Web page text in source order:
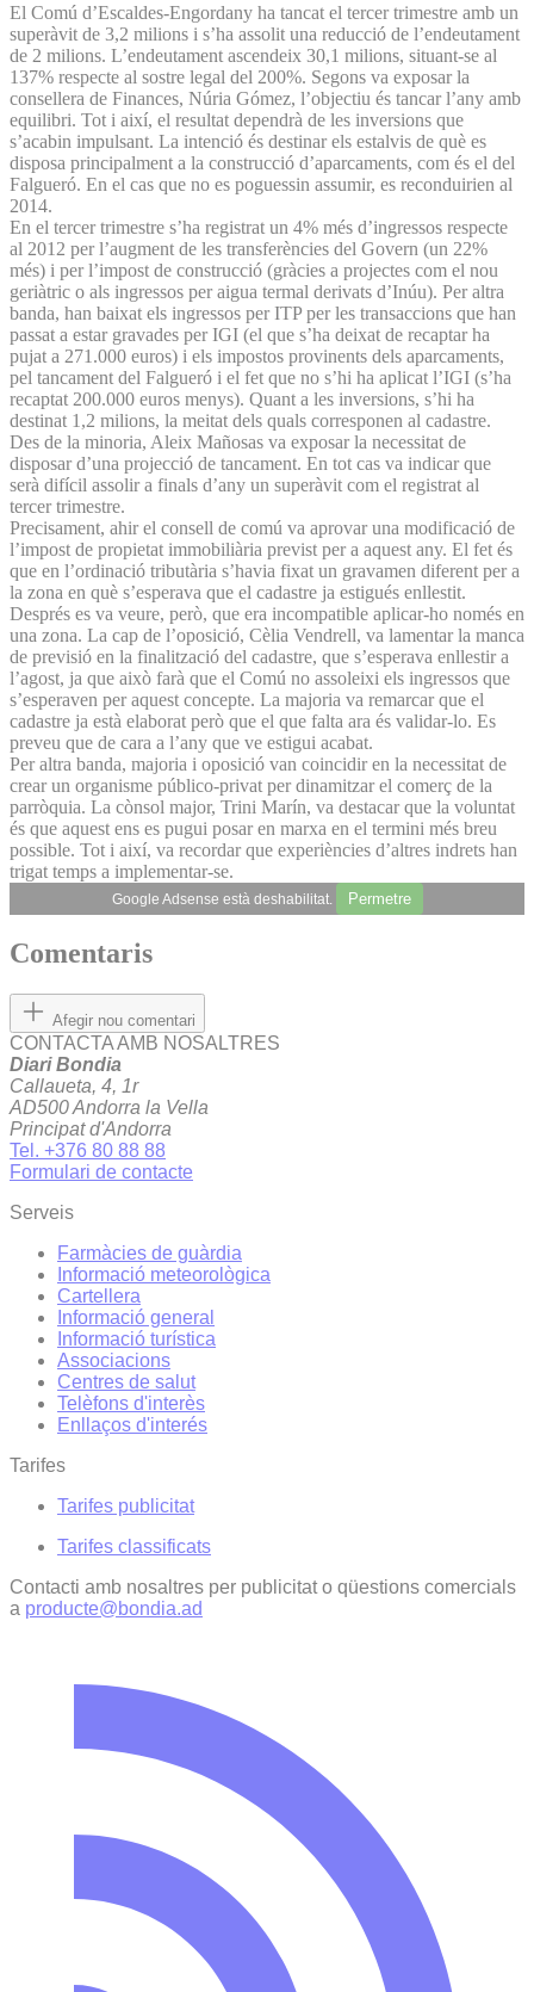
El Comú d’Escaldes-Engordany ha tancat el tercer trimestre amb un
superàvit de 3,2 milions i s’ha assolit una reducció de l’endeutament
de 2 milions. L’endeutament ascendeix 30,1 milions, situant-se al
137% respecte al sostre legal del 200%. Segons va exposar la
consellera de Finances, Núria Gómez, l’objectiu és tancar l’any amb
equilibri. Tot i així, el resultat dependrà de les inversions que
s’acabin impulsant. La intenció és destinar els estalvis de què es
disposa principalment a la construcció d’aparcaments, com és el del
Falgueró. En el cas que no es poguessin assumir, es reconduirien al
2014.
En el tercer trimestre s’ha registrat un 4% més d’ingressos respecte
al 2012 per l’augment de les transferències del Govern (un 22%
més) i per l’impost de construcció (gràcies a projectes com el nou
geriàtric o als ingressos per aigua termal derivats d’Inúu). Per altra
banda, han baixat els ingressos per ITP per les transaccions que han
passat a estar gravades per IGI (el que s’ha deixat de recaptar ha
pujat a 271.000 euros) i els impostos provinents dels aparcaments,
pel tancament del Falgueró i el fet que no s’hi ha aplicat l’IGI (s’ha
recaptat 200.000 euros menys). Quant a les inversions, s’hi ha
destinat 1,2 milions, la meitat dels quals corresponen al cadastre.
Des de la minoria, Aleix Mañosas va exposar la necessitat de
disposar d’una projecció de tancament. En tot cas va indicar que
serà difícil assolir a finals d’any un superàvit com el registrat al
tercer trimestre.
Precisament, ahir el consell de comú va aprovar una modificació de
l’impost de propietat immobiliària previst per a aquest any. El fet és
que en l’ordinació tributària s’havia fixat un gravamen diferent per a
la zona en què s’esperava que el cadastre ja estigués enllestit.
Després es va veure, però, que era incompatible aplicar-ho només en
una zona. La cap de l’oposició, Cèlia Vendrell, va lamentar la manca
de previsió en la finalització del cadastre, que s’esperava enllestir a
l’agost, ja que això farà que el Comú no assoleixi els ingressos que
s’esperaven per aquest concepte. La majoria va remarcar que el
cadastre ja està elaborat però que el que falta ara és validar-lo. Es
preveu que de cara a l’any que ve estigui acabat.
Per altra banda, majoria i oposició van coincidir en la necessitat de
crear un organisme público-privat per dinamitzar el comerç de la
parròquia. La cònsol major, Trini Marín, va destacar que la voluntat
és que aquest ens es pugui posar en marxa en el termini més breu
possible. Tot i així, va recordar que experiències d’altres indrets han
trigat temps a implementar-se.
Google Adsense està deshabilitat. Permetre
Comentaris
Afegir nou comentari
CONTACTA AMB NOSALTRES
Diari Bondia
Callaueta, 4, 1r
AD500 Andorra la Vella
Principat d'Andorra
Tel. +376 80 88 88
Formulari de contacte
Serveis
Farmàcies de guàrdia
Informació meteorològica
Cartellera
Informació general
Informació turística
Associacions
Centres de salut
Telèfons d'interès
Enllaços d'interés
Tarifes
Tarifes publicitat
Tarifes classificats
Contacti amb nosaltres per publicitat o qüestions comercials
a producte@bondia.ad